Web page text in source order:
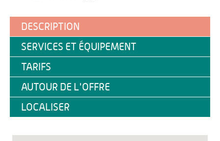
DESCRIPTION
SERVICES ET ÉQUIPEMENT
TARIFS
AUTOUR DE L'OFFRE
LOCALISER